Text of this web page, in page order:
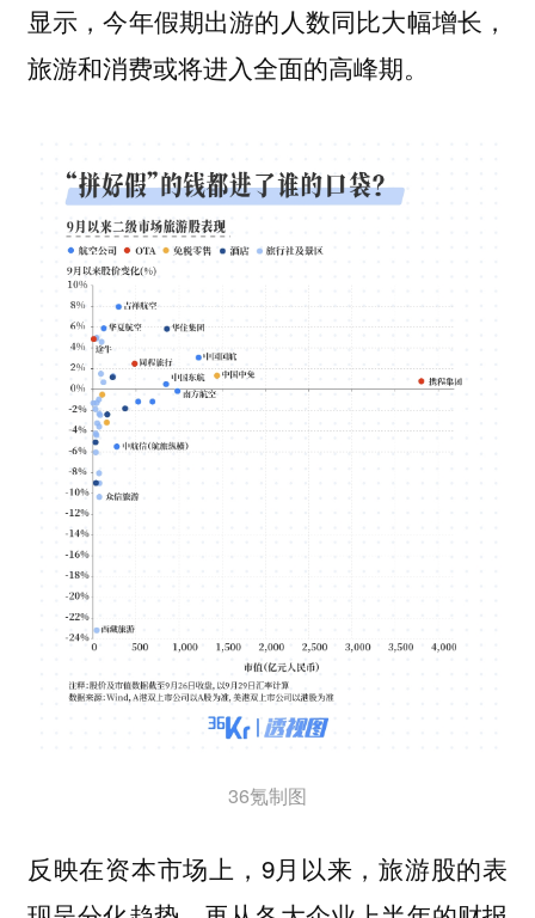
显示，今年假期出游的人数同比大幅增长，
旅游和消费或将进入全面的高峰期。
36氪制图
反映在资本市场上，9月以来，旅游股的表